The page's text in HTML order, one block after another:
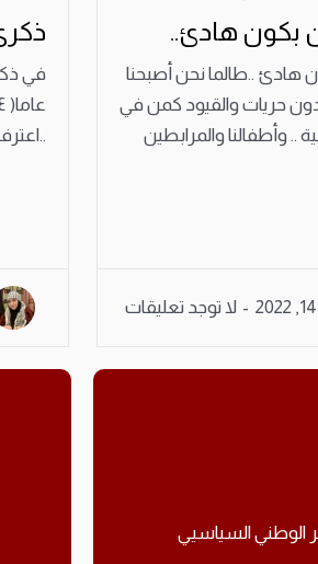
بكون هادئ..
هادئ ..طالما نحن أصبحنا
حريات والقيود كمن في
وأطفالنا والمرابطين
لا توجد تعليقات
ذكرى
الوطني السياسيي